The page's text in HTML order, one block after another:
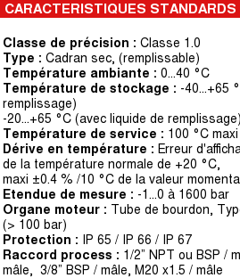
CARACTERISTIQUES STANDARDS
Classe de précision : Classe 1.0
Type : Cadran sec, (remplissable)
Température ambiante : 0...40 °C
Température de stockage : -40...+65
remplissage)
-20...+65 °C (avec liquide de remplissage)
Température de service : 100 °C maxi
Dérive en température : Erreur
de la température normale de +20 °C,
maxi ±0.4 % /10 °C de la valeur
Etendue de mesure : -1...0 à 1600 bar
Organe moteur : Tube de bourdon,
(> 100 bar)
Protection : IP 65 / IP 66 / IP 67
Raccord process : 1/2” NPT ou BSP /
mâle, 3/8” BSP / mâle, M20 x1.5 / mâle